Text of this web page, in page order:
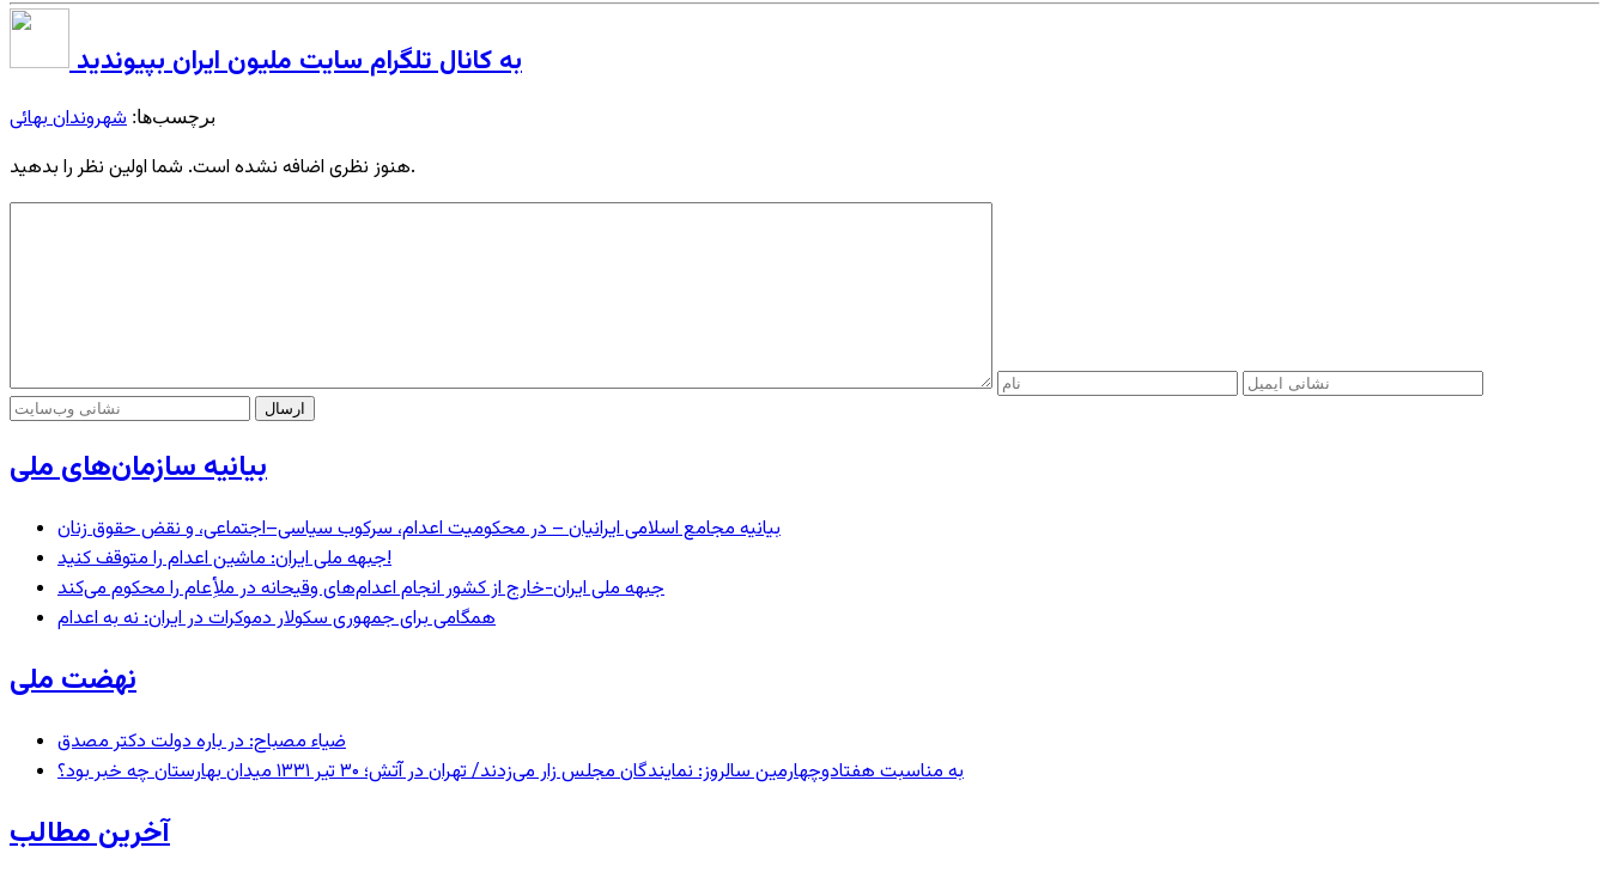
به کانال تلگرام سایت ملیون ایران بپیوندید
برچسب‌ها: شهروندان بهائی
هنوز نظری اضافه نشده است. شما اولین نظر را بدهید.
بیانیه سازمان‌های ملی
بیانیه مجامع اسلامی ایرانیان – در محکومیت اعدام، سرکوب سیاسی–اجتماعی، و نقض حقوق زنان
جبهه ملی ایران: ماشین اعدام را متوقف کنید!
جبهه ملی ایران-خارج از کشور انجام اعدام‌های وقیحانه در ملأِعام را محکوم می‌کند
همگامی برای جمهوری سکولار دموکرات در ایران: نه به اعدام
نهضت ملی
ضیاء مصباح: در باره دولت دکتر مصدق
به مناسبت هفتادوچهارمین سالروز: نمایندگان مجلس زار می‌زدند/ تهران در آتش؛ ۳۰ تیر ۱۳۳۱ میدان بهارستان چه خبر بود؟
آخرین مطالب